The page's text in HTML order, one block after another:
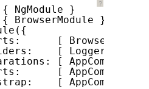
？
{ NgModule }      from
{ BrowserModule } from
[
[ Logger ],
[
[
[